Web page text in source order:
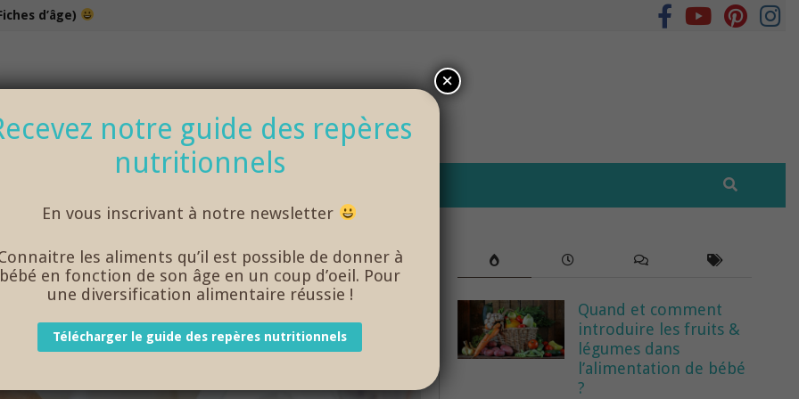
d’âge)
100% bio et de saison… et cela change tout !
EN CRÈCHE
Quand et comment
introduire les fruits &
légumes dans
l’alimentation de bébé
?
notre guide des repères
nutritionnels
En vous inscrivant à notre newsletter
les aliments qu’il est possible de donner à
bébé en fonction de son âge en un coup d’oeil. Pour
une diversification alimentaire réussie !
Télécharger le guide des repères nutritionnels
×